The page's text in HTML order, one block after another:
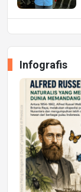
Infografis